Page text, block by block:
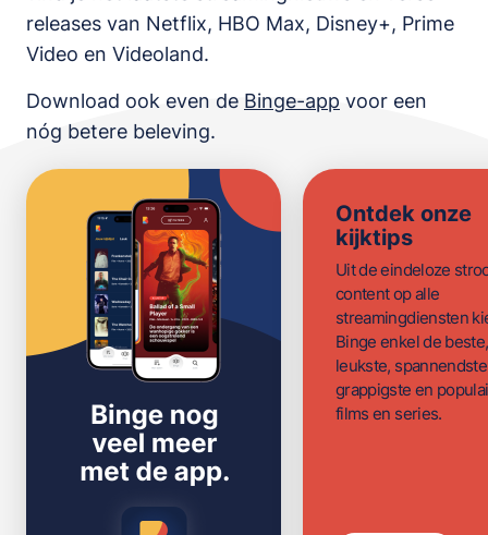
releases van Netflix, HBO Max, Disney+, Prime
Video en Videoland.
Download ook even de Binge-app voor een
nóg betere beleving.
Ontdek onze
kijktips
Uit de eindeloze
content op alle
streamingdiensten
Binge enkel de beste,
leukste,
grappigste en
films en series.